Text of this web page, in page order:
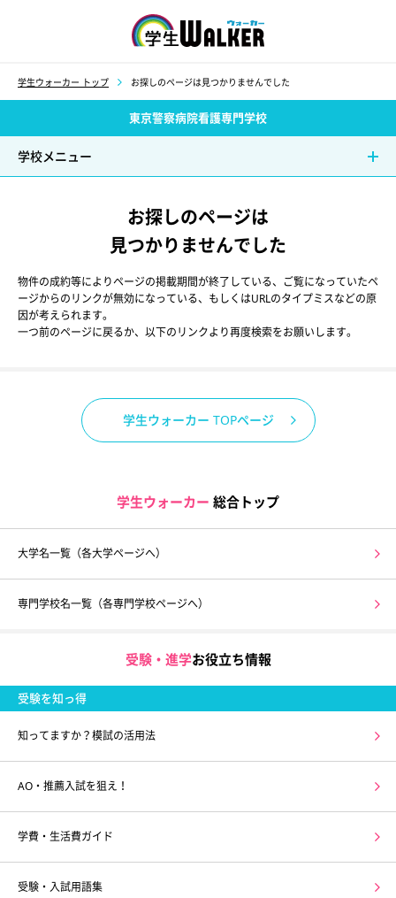
学生ウォーカー トップ お探しのページは見つかりませんでした
東京警察病院看護専門学校
学校メニュー
お探しのページは
見つかりませんでした
物件の成約等によりページの掲載期間が終了している、ご覧になっていたペ
ージからのリンクが無効になっている、もしくはURLのタイプミスなどの原
因が考えられます。
一つ前のページに戻るか、以下のリンクより再度検索をお願いします。
学生ウォーカー TOPページ
学生ウォーカー 総合トップ
大学名一覧（各大学ページへ）
専門学校名一覧（各専門学校ページへ）
受験・進学お役立ち情報
受験を知っ得
知ってますか？模試の活用法
AO・推薦入試を狙え！
学費・生活費ガイド
受験・入試用語集